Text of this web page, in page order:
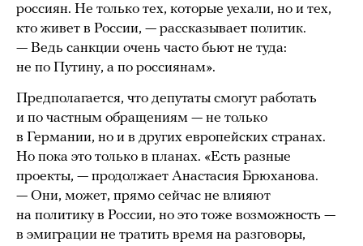
россиян. Не только тех, которые уехали, но и тех,
кто живет в России, — рассказывает политик.
— Ведь санкции очень часто бьют не туда:
не по Путину, а по россиянам».
Предполагается, что депутаты смогут работать
и по частным обращениям — не только
в Германии, но и в других европейских странах.
Но пока это только в планах. «Есть разные
проекты, — продолжает Анастасия Брюханова.
— Они, может, прямо сейчас не влияют
на политику в России, но это тоже возможность —
в эмиграции не тратить время на разговоры,